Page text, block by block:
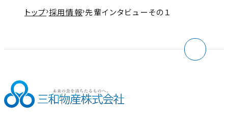
トップ 採用情報 先輩インタビューその１